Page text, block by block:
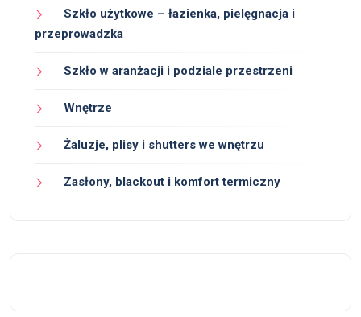
Szkło użytkowe – łazienka, pielęgnacja i
przeprowadzka
Szkło w aranżacji i podziale przestrzeni
Wnętrze
Żaluzje, plisy i shutters we wnętrzu
Zasłony, blackout i komfort termiczny